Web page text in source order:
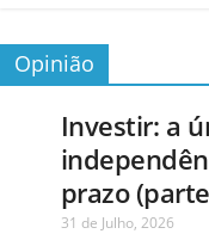
Opinião
Investir: a
prazo
31 de Julho, 2026